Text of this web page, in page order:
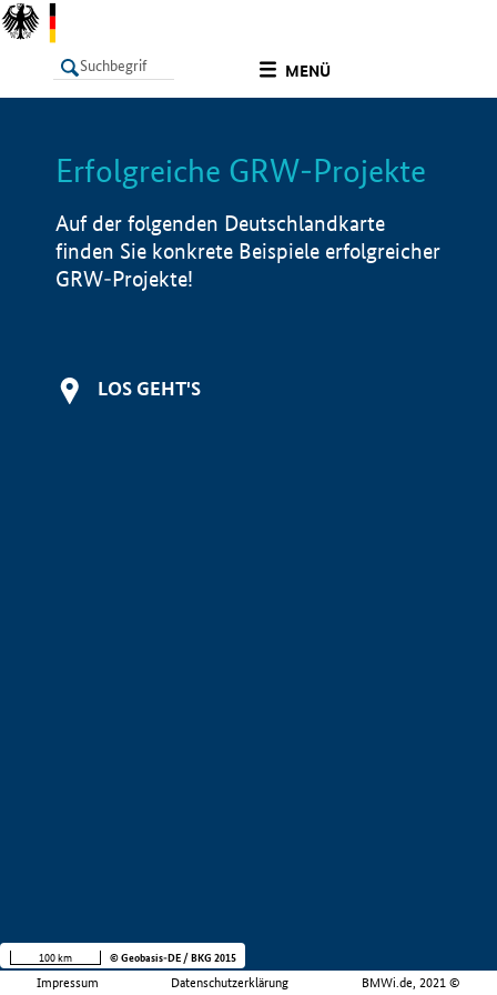
MENÜ
LISTE Info
Erfolgreiche GRW-Projekte
Auf der folgenden Deutschlandkarte
finden Sie konkrete Beispiele erfolgreicher
GRW-Projekte!
LOS GEHT'S
Impressum Datenschutzerklärung BMWi.de, 2021 ©
100 km © Geobasis-DE / BKG 2015